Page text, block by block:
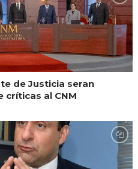
de Justicia seran
críticas al CNM